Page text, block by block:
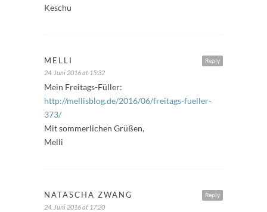
Keschu
Reply
MELLI
24. Juni 2016 at 15:32
Mein Freitags-Füller:
http://mellisblog.de/2016/06/freitags-fueller-
373/
Mit sommerlichen Grüßen,
Melli
Reply
NATASCHA ZWANG
24. Juni 2016 at 17:20